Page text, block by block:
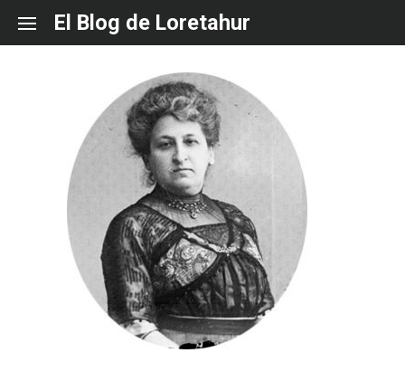
content
El Blog de Loretahur